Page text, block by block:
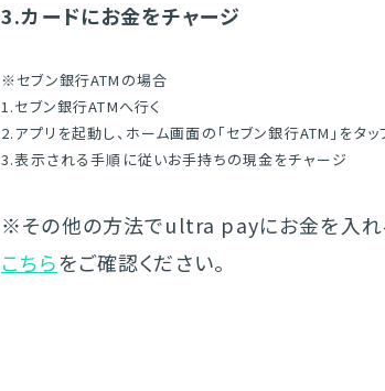
3.カードにお金をチャージ
※セブン銀行ATMの場合
1.セブン銀行ATMへ行く
2.アプリを起動し、ホーム画面の「セブン銀行ATM」をタッ
3.表示される手順に従いお手持ちの現金をチャージ
※その他の方法でultra payにお金を入
こちらをご確認ください。